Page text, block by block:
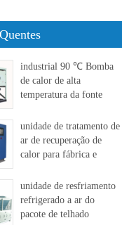
industrial 90 ℃ Bomba
de calor de alta
temperatura da fonte
unidade de tratamento de
ar de recuperação de
calor para fábrica e
unidade de resfriamento
refrigerado a ar do
pacote de telhado